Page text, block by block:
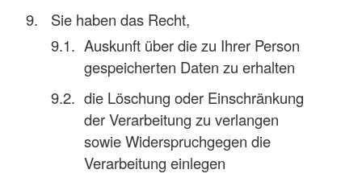
Sie haben das Recht,
Auskunft über die zu Ihrer Person
gespeicherten Daten zu erhalten
die Löschung oder Einschränkung
der Verarbeitung zu verlangen
sowie Widerspruchgegen die
Verarbeitung einlegen